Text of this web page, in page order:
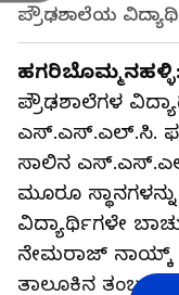
ಪ್ರೌಢಶಾಲೆಯ
ಹಗರಿಬೊಮ್ಮನಹಳ್ಳಿ:
ಪ್ರೌಢಶಾಲೆಗಳ
ಎಸ್.ಎಸ್.ಎಲ್.ಸಿ.
ಸಾಲಿನ
ಮೂರೂ
ವಿದ್ಯಾರ್ಥಿಗಳೇ
ನೇಮರಾಜ್ ನಾಯ್ಕ್
ತಾಲೂಕಿನ